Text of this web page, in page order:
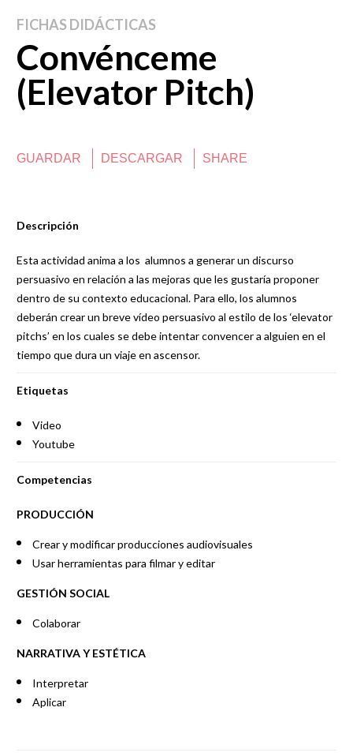
FICHAS DIDÁCTICAS
Convénceme
(Elevator Pitch)
GUARDAR DESCARGAR SHARE
Descripción
Esta actividad anima a los alumnos a generar un discurso
persuasivo en relación a las mejoras que les gustaría proponer
dentro de su contexto educacional. Para ello, los alumnos
deberán crear un breve vídeo persuasivo al estilo de los ‘elevator
pitchs’ en los cuales se debe intentar convencer a alguien en el
tiempo que dura un viaje en ascensor.
Etiquetas
Video
Youtube
Competencias
PRODUCCIÓN
Crear y modificar producciones audiovisuales
Usar herramientas para filmar y editar
GESTIÓN SOCIAL
Colaborar
NARRATIVA Y ESTÉTICA
Interpretar
Aplicar